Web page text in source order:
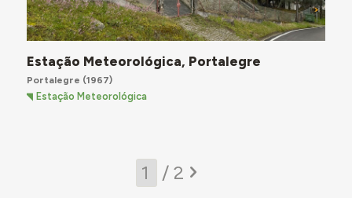
Estação Meteorológica, Portalegre
Portalegre (1967)
Estação Meteorológica
/ 2